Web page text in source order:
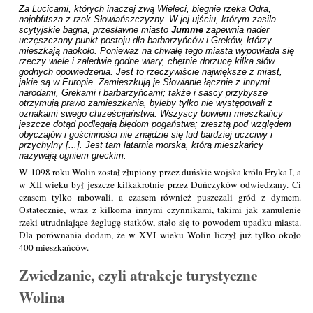
Za Lucicami, których inaczej zwą Wieleci, biegnie rzeka Odra,
najobfitsza z rzek Słowiańszczyzny. W jej ujściu, którym zasila
scytyjskie bagna, przesławne miasto Jumme zapewnia nader
uczęszczany punkt postoju dla barbarzyńców i Greków, którzy
mieszkają naokoło. Ponieważ na chwałę tego miasta wypowiada się
rzeczy wiele i zaledwie godne wiary, chętnie dorzucę kilka słów
godnych opowiedzenia. Jest to rzeczywiście największe z miast,
jakie są w Europie. Zamieszkują je Słowianie łącznie z innymi
narodami, Grekami i barbarzyńcami; także i sascy przybysze
otrzymują prawo zamieszkania, byleby tylko nie występowali z
oznakami swego chrześcijaństwa. Wszyscy bowiem mieszkańcy
jeszcze dotąd podlegają błędom pogaństwa; zresztą pod względem
obyczajów i gościnności nie znajdzie się lud bardziej uczciwy i
przychylny [...]. Jest tam latarnia morska, którą mieszkańcy
nazywają ogniem greckim.
W 1098 roku Wolin został złupiony przez duńskie wojska króla Eryka I, a
w XII wieku był jeszcze kilkakrotnie przez Duńczyków odwiedzany. Ci
czasem tylko rabowali, a czasem również puszczali gród z dymem.
Ostatecznie, wraz z kilkoma innymi czynnikami, takimi jak zamulenie
rzeki utrudniające żeglugę statków, stało się to powodem upadku miasta.
Dla porównania dodam, że w XVI wieku Wolin liczył już tylko około
400 mieszkańców.
Zwiedzanie, czyli atrakcje turystyczne
Wolina